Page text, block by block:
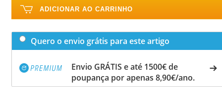
ADICIONAR AO CARRINHO
Quero o envio grátis para este artigo
Envio GRÁTIS e até 1500€ de
poupança por apenas 8,90€/ano.